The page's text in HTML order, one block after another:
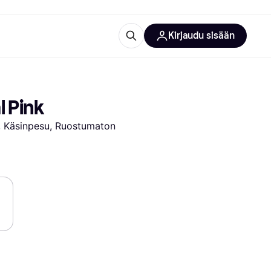
Kirjaudu sisään
Pink
Ruostumaton